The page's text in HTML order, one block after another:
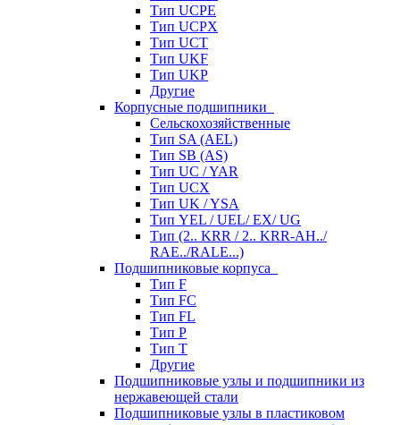
Тип UCPE
Тип UCPX
Тип UCT
Тип UKF
Тип UKP
Другие
Корпусные подшипники
Сельскохозяйственные
Тип SA (AEL)
Тип SB (AS)
Тип UC / YAR
Тип UCX
Тип UK / YSA
Тип YEL / UEL/ EX/ UG
Тип (2.. KRR / 2.. KRR-AH../
RAE../RALE...)
Подшипниковые корпуса
Тип F
Тип FC
Тип FL
Тип P
Тип T
Другие
Подшипниковые узлы и подшипники из
нержавеющей стали
Подшипниковые узлы в пластиковом